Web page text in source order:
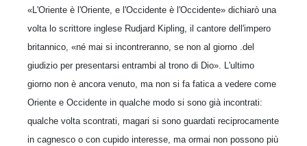
«L'Oriente è l'Oriente, e l'Occidente è l'Occidente» dichiarò una
volta lo scrittore inglese Rudjard Kipling, il cantore dell'impero
britannico, «né mai si incontreranno, se non al giorno .del
giudizio per presentarsi entrambi al trono di Dio». L'ultimo
giorno non è ancora venuto, ma non si fa fatica a vedere come
Oriente e Occidente in qualche modo si sono già incontrati:
qualche volta scontrati, magari si sono guardati reciprocamente
in cagnesco o con cupido interesse, ma ormai non possono più